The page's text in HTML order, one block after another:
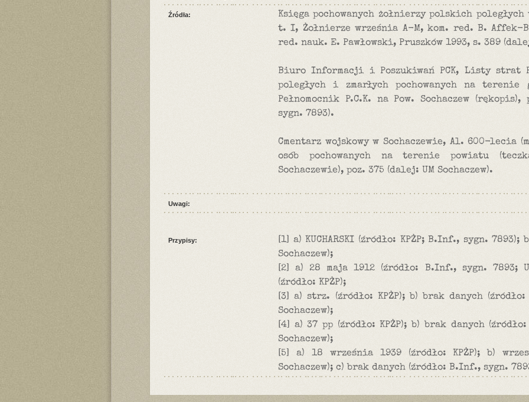
Źródła:
Księga pochowanych żołnierzy polskich
t. I, Żołnierze września A-M, kom. red. B.
red. nauk. E. Pawłowski, Pruszków 1993, s. 389
Biuro Informacji i Poszukiwań PCK, Listy strat
poległych i zmarłych pochowanych na terenie
Pełnomocnik P.C.K. na Pow. Sochaczew
sygn. 7893).
Cmentarz wojskowy w Sochaczewie, Al. 600-lecia
osób pochowanych na terenie powiatu
Sochaczewie), poz. 375 (dalej: UM Sochaczew).
Uwagi:
Przypisy:
[1] a) KUCHARSKI (źródło: KPŻP; B.Inf., sygn. 7893);
Sochaczew);
[2] a) 28 maja 1912 (źródło: B.Inf., sygn. 7893;
(źródło: KPŻP);
[3] a) strz. (źródło: KPŻP); b) brak danych
Sochaczew);
[4] a) 37 pp (źródło: KPŻP); b) brak danych
Sochaczew);
[5] a) 18 września 1939 (źródło: KPŻP); b)
Sochaczew); c) brak danych (źródło: B.Inf., sygn.